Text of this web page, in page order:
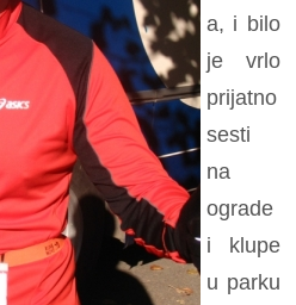
a, i bilo
je vrlo
prijatno
sesti
na
ograde
i klupe
u parku